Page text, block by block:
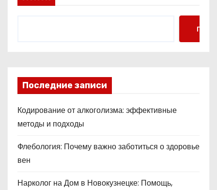
Поиск
Последние записи
Кодирование от алкоголизма: эффективные
методы и подходы
Флебология: Почему важно заботиться о здоровье
вен
Нарколог на Дом в Новокузнецке: Помощь,